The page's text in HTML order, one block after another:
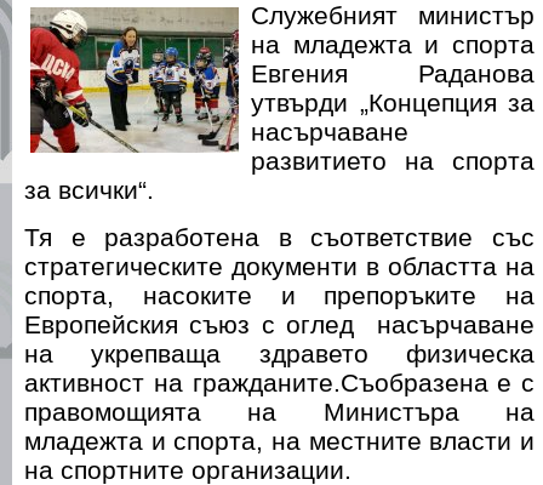
Служебният министър
на младежта и спорта
Евгения Раданова
утвърди „Концепция за
насърчаване
развитието на спорта
за всички“.
Тя е разработена в съответствие със
стратегическите документи в областта на
спорта, насоките и препоръките на
Европейския съюз с оглед насърчаване
на укрепваща здравето физическа
активност на гражданите.Съобразена е с
правомощията на Министъра на
младежта и спорта, на местните власти и
на спортните организации.